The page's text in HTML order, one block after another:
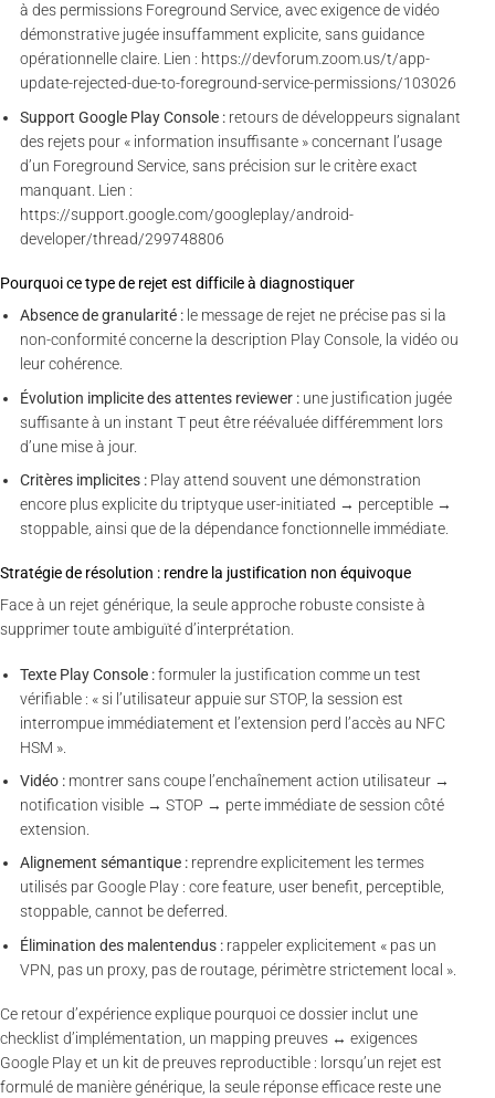
à des permissions Foreground Service, avec exigence de vidéo
démonstrative jugée insuffamment explicite, sans guidance
opérationnelle claire. Lien : https://devforum.zoom.us/t/app-
update-rejected-due-to-foreground-service-permissions/103026
Support Google Play Console : retours de développeurs signalant
des rejets pour « information insuffisante » concernant l’usage
d’un Foreground Service, sans précision sur le critère exact
manquant. Lien :
https://support.google.com/googleplay/android-
developer/thread/299748806
Pourquoi ce type de rejet est difficile à diagnostiquer
Absence de granularité : le message de rejet ne précise pas si la
non-conformité concerne la description Play Console, la vidéo ou
leur cohérence.
Évolution implicite des attentes reviewer : une justification jugée
suffisante à un instant T peut être réévaluée différemment lors
d’une mise à jour.
Critères implicites : Play attend souvent une démonstration
encore plus explicite du triptyque user-initiated → perceptible →
stoppable, ainsi que de la dépendance fonctionnelle immédiate.
Stratégie de résolution : rendre la justification non équivoque
Face à un rejet générique, la seule approche robuste consiste à
supprimer toute ambiguïté d’interprétation.
Texte Play Console :formuler la justification comme un test
vérifiable : « si l’utilisateur appuie sur STOP, la session est
interrompue immédiatement et l’extension perd l’accès au NFC
HSM ».
Vidéo : montrer sans coupe l’enchaînement action utilisateur →
notification visible → STOP → perte immédiate de session côté
extension.
Alignement sémantique : reprendre explicitement les termes
utilisés par Google Play : core feature, user benefit, perceptible,
stoppable, cannot be deferred.
Élimination des malentendus : rappeler explicitement « pas un
VPN, pas un proxy, pas de routage, périmètre strictement local ».
Ce retour d’expérience explique pourquoi ce dossier inclut une
checklist d’implémentation, un mapping preuves ↔ exigences
Google Play et un kit de preuves reproductible : lorsqu’un rejet est
formulé de manière générique, la seule réponse efficace reste une